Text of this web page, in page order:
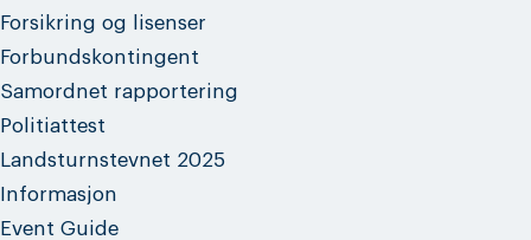
Forsikring og lisenser
Forbundskontingent
Samordnet rapportering
Politiattest
Landsturnstevnet 2025
Informasjon
Event Guide